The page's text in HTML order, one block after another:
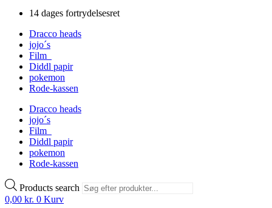
14 dages fortrydelsesret
Dracco heads
jojo´s
Film
Diddl papir
pokemon
Rode-kassen
Dracco heads
jojo´s
Film
Diddl papir
pokemon
Rode-kassen
Products search
0,00 kr. 0 Kurv